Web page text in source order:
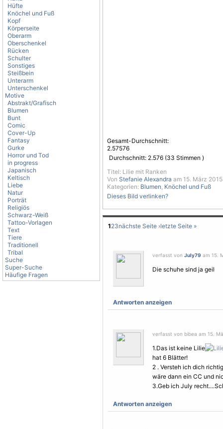
Hüfte
Knöchel und Fuß
Kopf
Körperseite
Oberarm
Oberschenkel
Rücken
Schulter
Sonstiges
Steißbein
Unterarm
Unterschenkel
Motive
Abstrakt/Grafisch
Blumen
Bunt
Comic
Cover-Up
Fantasy
Gurke
Horror und Tod
in progress
Japanisch
Keltisch
Liebe
Natur
Porträt
Religiös
Schwarz-Weiß
Tattoo-Vorlagen
Text
Tiere
Traditionell
Tribal
Suche
Super-Suche
Häufige Fragen
Gesamt-Durchschnitt:
2.57576
Durchschnitt: 2.576 (33 Stimmen )
Titel: Lilie mit Ranken
Von Stefanie Alexandra am 15. März
Kategorien: Blumen, Knöchel und Fuß
Dieses Bild verlinken?
123nächste Seite ›letzte Seite »
verfasst von July79 am 15.
Die schuhe sind ja geil
Antworten anzeigen
verfasst von bibea am 15.
1.Das ist keine Lilie
hat 6 Blätter!
2 . Versteh ich dich
wäre dann ein CC und
3.Geb ich July
Antworten anzeigen